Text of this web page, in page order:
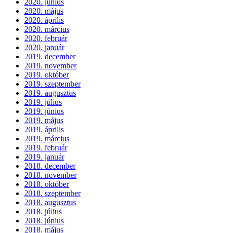
2020. május
2020. április
2020. március
2020. február
2020. január
2019. december
2019. november
2019. október
2019. szeptember
2019. augusztus
2019. július
2019. június
2019. május
2019. április
2019. március
2019. február
2019. január
2018. december
2018. november
2018. október
2018. szeptember
2018. augusztus
2018. július
2018. június
2018. május